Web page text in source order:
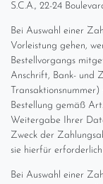
S.C.A., 22-24
Bei Auswahl einer
Vorleistung gehen,
Bestellvorgangs
Anschrift, Bank- und
Bestellung gemäß
Weitergabe Ihrer
Zweck der
sie hierfür erforderlich
Bei Auswahl einer